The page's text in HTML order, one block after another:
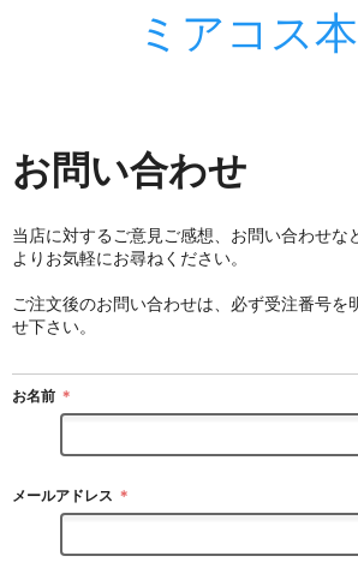
ミアコス
お問い合わせ
当店に対するご意見ご感想、お問い合わせな
よりお気軽にお尋ねください。
ご注文後のお問い合わせは、必ず受注番号を
せ下さい。
お名前 ＊
メールアドレス ＊